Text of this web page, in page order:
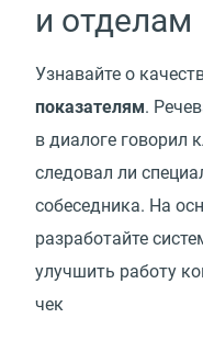
и отделам
Узнавайте о
показателям.
в диалоге говорил
следовал ли
собеседника. На
разработайте
улучшить работу
чек